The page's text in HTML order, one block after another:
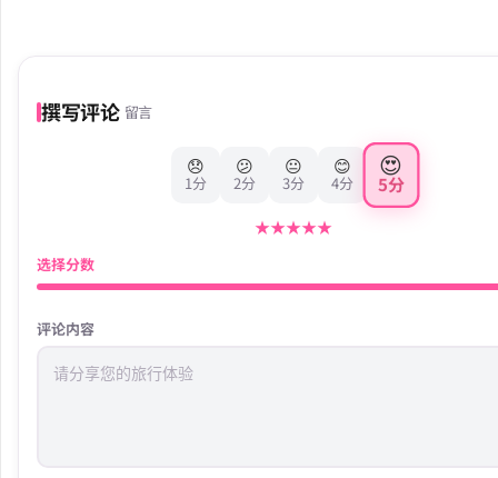
撰写评论 留言
😞
1分
😕
2分
😐
3分
😊
4分
😍
5分
★★★★★
选择分数
评论内容